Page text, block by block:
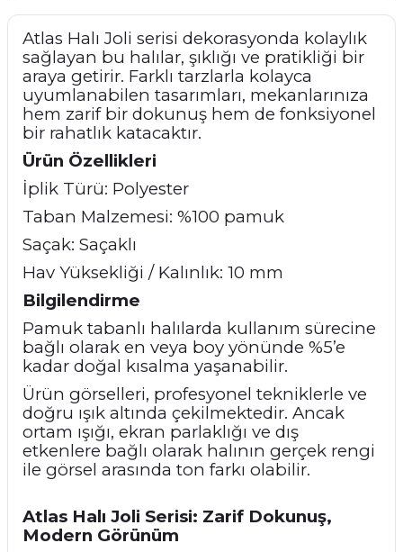
Atlas Halı Joli serisi dekorasyonda kolaylık
sağlayan bu halılar, şıklığı ve pratikliği bir
araya getirir. Farklı tarzlarla kolayca
uyumlanabilen tasarımları, mekanlarınıza
hem zarif bir dokunuş hem de fonksiyonel
bir rahatlık katacaktır.
Ürün Özellikleri
İplik Türü: Polyester
Taban Malzemesi: %100 pamuk
Saçak: Saçaklı
Hav Yüksekliği / Kalınlık: 10 mm
Bilgilendirme
Pamuk tabanlı halılarda kullanım sürecine
bağlı olarak en veya boy yönünde %5’e
kadar doğal kısalma yaşanabilir.
Ürün görselleri, profesyonel tekniklerle ve
doğru ışık altında çekilmektedir. Ancak
ortam ışığı, ekran parlaklığı ve dış
etkenlere bağlı olarak halının gerçek rengi
ile görsel arasında ton farkı olabilir.
Atlas Halı Joli Serisi: Zarif Dokunuş,
Modern Görünüm